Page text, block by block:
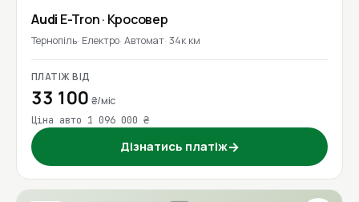
Audi E-Tron· Кросовер
Тернопіль Електро Автомат 34к км
ПЛАТІЖ ВІД
33 100 ₴/міс
Ціна авто 1 096 000 ₴
Дізнатись платіж→